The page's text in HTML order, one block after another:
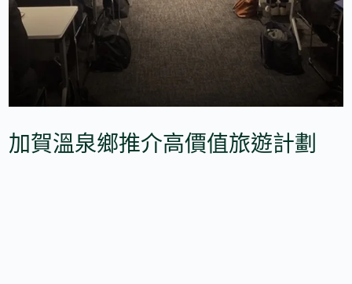
加賀溫泉鄉推介高價值旅遊計劃